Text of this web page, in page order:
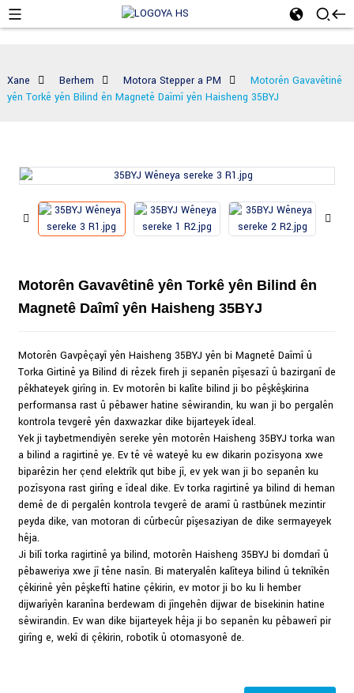
Xane Berhem Motora Stepper a PM
Motorên Gavavêtinê
yên Torkê yên Bilind ên Magnetê Daîmî yên Haisheng 35BYJ
Motorên Gavavêtinê yên Torkê yên Bilind ên
Magnetê Daîmî yên Haisheng 35BYJ
Motorên Gavpêçayî yên Haisheng 35BYJ yên bi Magnetê Daîmî û
Torka Girtinê ya Bilind di rêzek fireh ji sepanên pîşesazî û bazirganî de
pêkhateyek girîng in. Ev motorên bi kalîte bilind ji bo pêşkêşkirina
performansa rast û pêbawer hatine sêwirandin, ku wan ji bo pergalên
kontrola tevgerê yên daxwazkar dike bijarteyek îdeal.
Yek ji taybetmendiyên sereke yên motorên Haisheng 35BYJ torka wan
a bilind a ragirtinê ye. Ev tê vê wateyê ku ew dikarin pozîsyona xwe
biparêzin her çend elektrîk qut bibe jî, ev yek wan ji bo sepanên ku
pozîsyona rast girîng e îdeal dike. Ev torka ragirtinê ya bilind di heman
demê de di pergalên kontrola tevgerê de aramî û rastbûnek mezintir
peyda dike, van motoran di cûrbecûr pîşesaziyan de dike sermayeyek
hêja.
Ji bilî torka ragirtinê ya bilind, motorên Haisheng 35BYJ bi domdarî û
pêbaweriya xwe jî têne nasîn. Bi materyalên kalîteya bilind û teknîkên
çêkirinê yên pêşkeftî hatine çêkirin, ev motor ji bo ku li hember
dijwarîyên karanîna berdewam di jîngehên dijwar de bisekinin hatine
sêwirandin. Ev wan dike bijarteyek hêja ji bo sepanên ku pêbawerî pir
girîng e, wekî di çêkirin, robotîk û otomasyonê de.